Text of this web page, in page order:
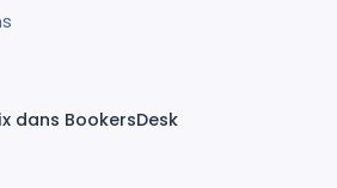
dans BookersDesk